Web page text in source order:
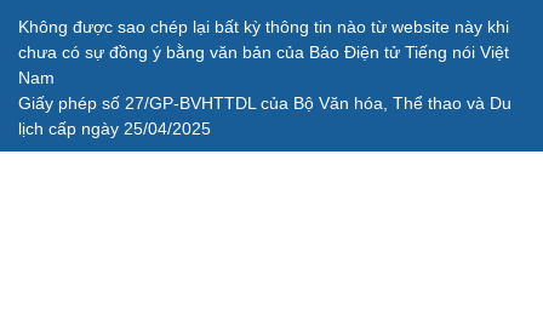
Không được sao chép lại bất kỳ thông tin nào từ website này khi
chưa có sự đồng ý bằng văn bản của Báo Điện tử Tiếng nói Việt
Nam
Giấy phép số 27/GP-BVHTTDL của Bộ Văn hóa, Thể thao và Du
lịch cấp ngày 25/04/2025